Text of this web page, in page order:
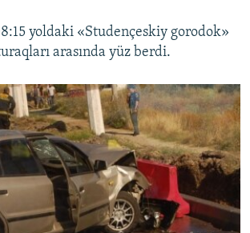
yoldaki «Studençeskiy gorodok»
arasında yüz berdi.